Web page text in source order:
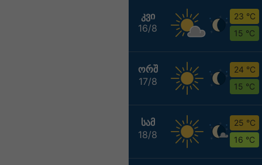
ᲙᲕᲘ
16/8
23 °C
15 °C
ᲝᲠᲨ
17/8
24 °C
15 °C
ᲡᲐᲛ
18/8
25 °C
16 °C